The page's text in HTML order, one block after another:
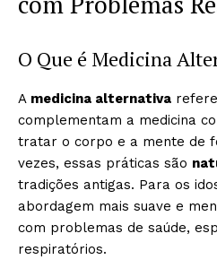
O Que é Medicina
A medicina alternativa
complementam a medicina
tratar o corpo e a mente de
vezes, essas práticas são
tradições antigas. Para os
abordagem mais suave e
com problemas de saúde,
respiratórios.